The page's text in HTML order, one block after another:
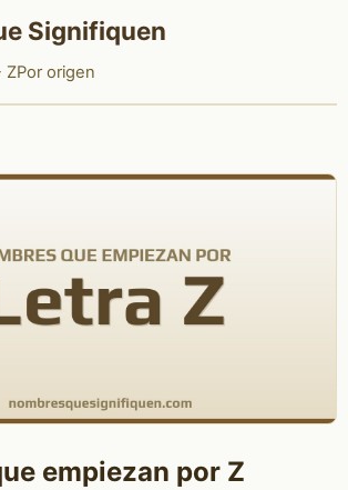
Signifiquen
ZPor origen
empiezan por Z